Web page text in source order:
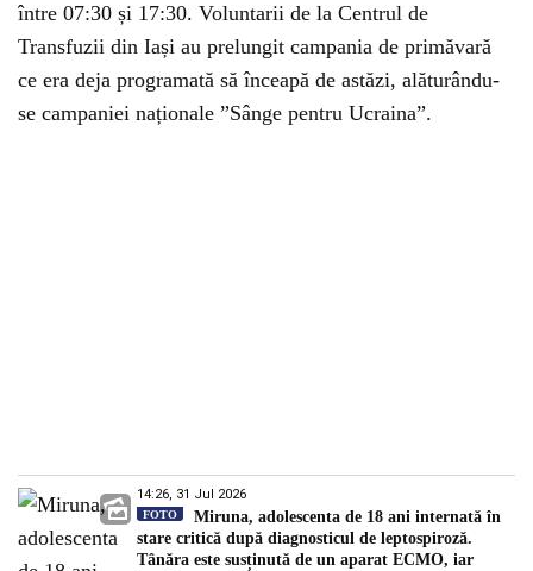
între 07:30 și 17:30. Voluntarii de la Centrul de
Transfuzii din Iași au prelungit campania de primăvară
ce era deja programată să înceapă de astăzi, alăturându-
se campaniei naționale ”Sânge pentru Ucraina”.
14:26, 31 Jul 2026
FOTO
Miruna, adolescenta de 18 ani internată în
stare critică după diagnosticul de leptospiroză.
Tânăra este susținută de un aparat ECMO, iar